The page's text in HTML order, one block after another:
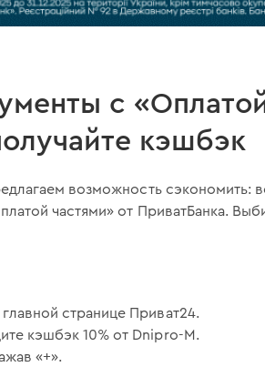
с
кэшбэк
возможность сэкономить:
частями» от ПриватБанка.
странице Приват24.
кэшбэк 10% от Dnipro-M.
«+».